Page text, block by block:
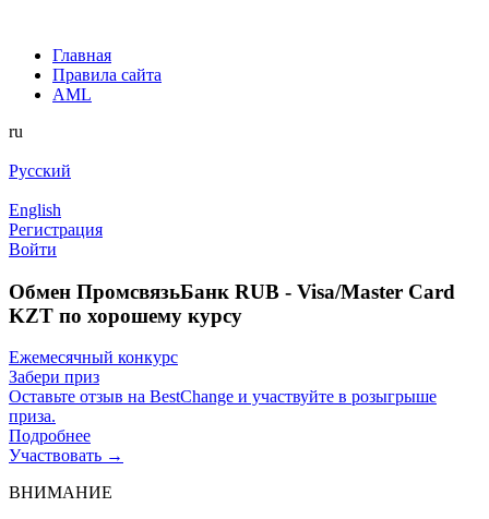
Главная
Правила сайта
AML
ru
Русский
English
Регистрация
Войти
Обмен ПромсвязьБанк RUB - Visa/Master Card
KZT по хорошему курсу
Ежемесячный конкурс
Забери приз
Оставьте отзыв на BestChange и участвуйте в розыгрыше
приза.
Подробнее
Участвовать →
ВНИМАНИЕ